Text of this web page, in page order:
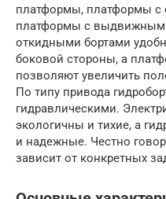
платформы, платформы с
платформы с
откидными бортами
боковой стороны, а
позволяют увеличить
По типу привода
гидравлическими.
экологичны и тихие, а
и надежные. Честно
зависит от конкретных